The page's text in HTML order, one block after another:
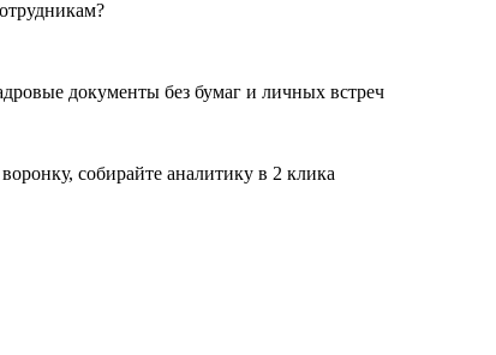
документы без бумаг и личных встреч
собирайте аналитику в 2 клика